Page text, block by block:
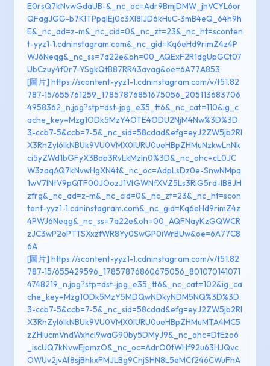
E0rsQ7kNvwGdaUB-&_nc_oc=Adr9BmjDMW_jhVCYL6or
QFagJGG-b7KITPpqlEj0c3Xl8IJD6kHuC-3mB4eQ_64h9h
E&_nc_ad=z-m&_nc_cid=0&_nc_zt=23&_nc_ht=sconten
t-yyz1-1.cdninstagram.com&_nc_gid=Kq6eHd9rimZ4z4P
WJ6Neqg&_nc_ss=7a22e&oh=00_AQExF2R1dgUpGCt07
UbCzuy4f0r7-YSgkQtB87RR43avag&oe=6A77A853
[圖片] https://scontent-yyz1-1.cdninstagram.com/v/t51.82
787-15/655761259_17857876851675056_205113683706
4958362_n.jpg?stp=dst-jpg_e35_tt6&_nc_cat=110&ig_c
ache_key=Mzg1ODk5MzY4OTE4ODU2NjM4Nw%3D%3D.
3-ccb7-5&ccb=7-5&_nc_sid=58cdad&efg=eyJ2ZW5jb2Rl
X3RhZyI6IkNBUk9VU0VMX0lURU0ueHBpZHMuNzkwLnNk
ci5yZWd1bGFyX3Bob3RvLkMzIn0%3D&_nc_ohc=cL0JC
W3zaqAQ7kNvwHgXN4t&_nc_oc=AdpLsDz0e-SnwNMpq
1wV7INtV9pQTF00JOozJ1VtGWNfXVZ5Ls3RiG5rd-lB8JH
zfrg&_nc_ad=z-m&_nc_cid=0&_nc_zt=23&_nc_ht=scon
tent-yyz1-1.cdninstagram.com&_nc_gid=Kq6eHd9rimZ4z
4PWJ6Neqg&_nc_ss=7a22e&oh=00_AQFNayKzGQWCR
zJC3wP2oPTTSXxzfWR8Yy0SwGP0iWrBUw&oe=6A77C8
6A
[圖片] https://scontent-yyz1-1.cdninstagram.com/v/t51.82
787-15/655429596_17857876860675056_801070141071
4748219_n.jpg?stp=dst-jpg_e35_tt6&_nc_cat=102&ig_ca
che_key=Mzg1ODk5MzY5MDQwNDkyNDM5NQ%3D%3D.
3-ccb7-5&ccb=7-5&_nc_sid=58cdad&efg=eyJ2ZW5jb2Rl
X3RhZyI6IkNBUk9VU0VMX0lURU0ueHBpZHMuMTA4MC5
zZHIucmVndWxhcl9waG90by5DMyJ9&_nc_ohc=DtEzo6
_iscUQ7kNvwEjpmzO&_nc_oc=AdrO0tWHf92u63HJQvc
OWUv2jvAt8sjBhkxFMJLBg9ChjSHN8L5eMCf246CWuFhA